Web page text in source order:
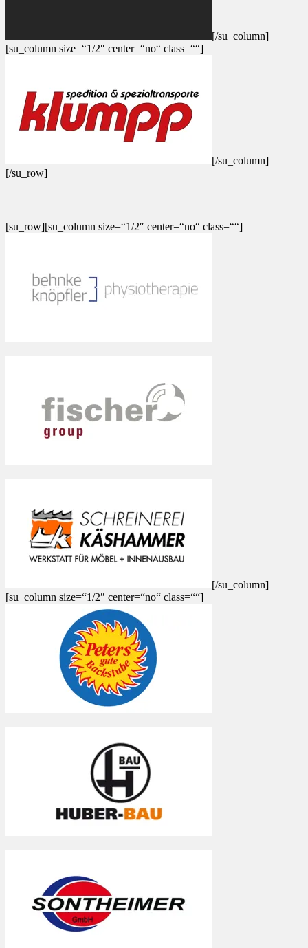
[/su_column]
[su_column size=“1/2″ center=“no“ class=““]
[/su_column]
[/su_row]
[su_row][su_column size=“1/2″ center=“no“ class=““]
[/su_column]
[su_column size=“1/2″ center=“no“ class=““]